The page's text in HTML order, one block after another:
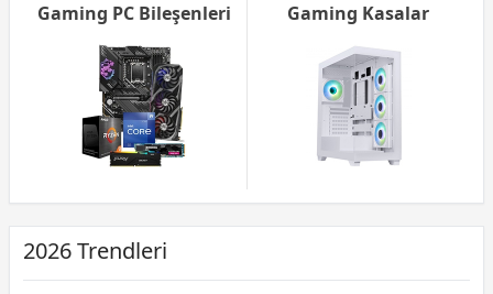
Gaming PC Bileşenleri Gaming Kasalar
2026 Trendleri